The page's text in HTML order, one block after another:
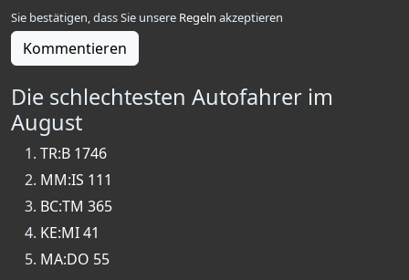
Sie bestätigen, dass Sie unsere Regeln akzeptieren
Kommentieren
Die schlechtesten Autofahrer im
August
TR:B 1746
MM:IS 111
BC:TM 365
KE:MI 41
MA:DO 55